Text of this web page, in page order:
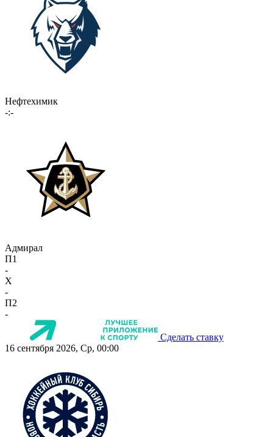
Нефтехимик
-:-
Адмирал
П1
-
X
-
П2
-
Сделать ставку
16 сентября 2026, Ср, 00:00